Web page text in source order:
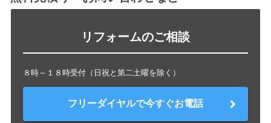
リフォームのご相談
８時～１８時受付（日祝と第二土曜を除く）
フリーダイヤルで今すぐお電話